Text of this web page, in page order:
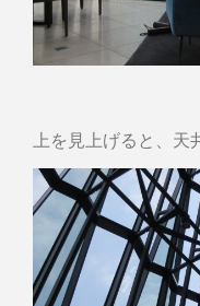
上を見上げると、天